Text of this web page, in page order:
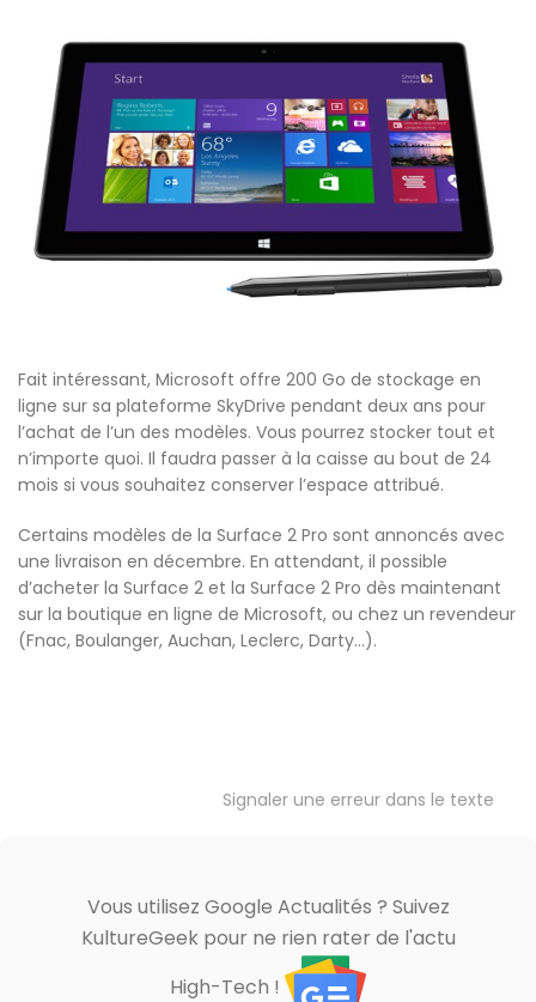
Fait intéressant, Microsoft offre 200 Go de stockage en
ligne sur sa plateforme SkyDrive pendant deux ans pour
l’achat de l’un des modèles. Vous pourrez stocker tout et
n’importe quoi. Il faudra passer à la caisse au bout de 24
mois si vous souhaitez conserver l’espace attribué.
Certains modèles de la Surface 2 Pro sont annoncés avec
une livraison en décembre. En attendant, il possible
d’acheter la Surface 2 et la Surface 2 Pro dès maintenant
sur la boutique en ligne de Microsoft, ou chez un revendeur
(Fnac, Boulanger, Auchan, Leclerc, Darty…).
Signaler une erreur dans le texte
Vous utilisez Google Actualités ? Suivez
KultureGeek pour ne rien rater de l'actu
High-Tech !